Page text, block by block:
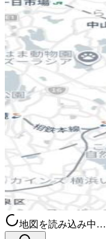
地図を読み込み中…